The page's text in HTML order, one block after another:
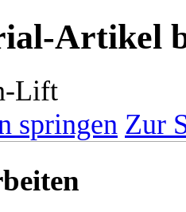
Artikel
Lift
springen Zur